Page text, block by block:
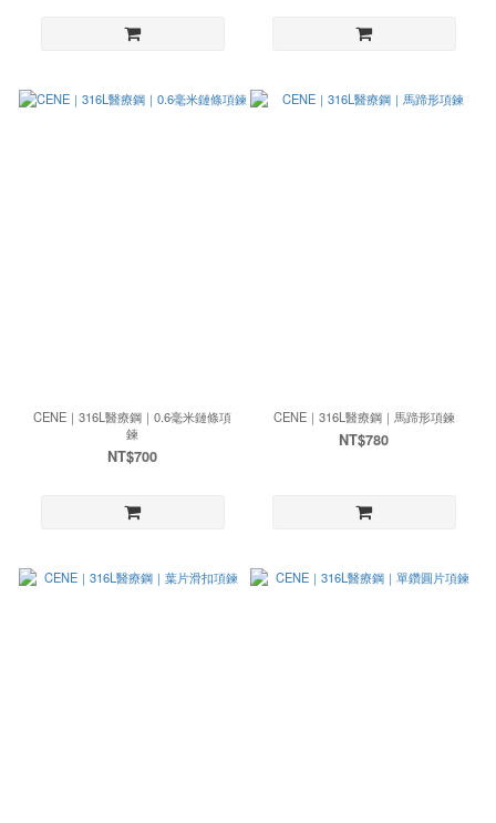
CENE｜316L醫療鋼｜0.6毫米鏈條項
鍊
NT$700
CENE｜316L醫療鋼｜馬蹄形項鍊
NT$780